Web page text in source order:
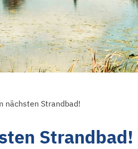
nächsten Strandbad!
Strandbad!